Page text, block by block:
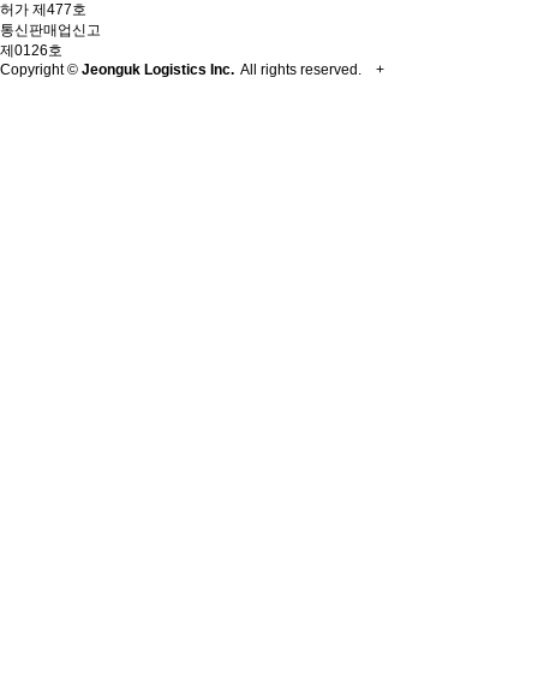
허가 제477호
통신판매업신고
제0126호
Copyright © Jeonguk Logistics Inc. All rights reserved. +